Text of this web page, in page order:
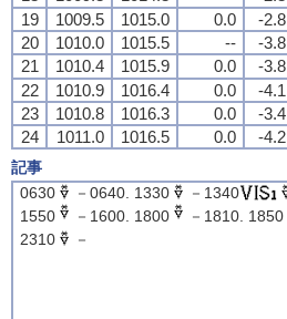
19
1009.5 1015.0 0.0 -2.8
20
1010.0 1015.5 -- -3.8
21
1010.4 1015.9 0.0 -3.8
22
1010.9 1016.4 0.0 -4.1
23
1010.8 1016.3 0.0 -3.4
24
1011.0 1016.5 0.0 -4.2
記事
0630
－0640. 1330 －1340
1550
－1600. 1800 －1810. 1850
2310
－